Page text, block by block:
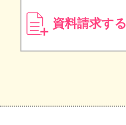
資料請求する